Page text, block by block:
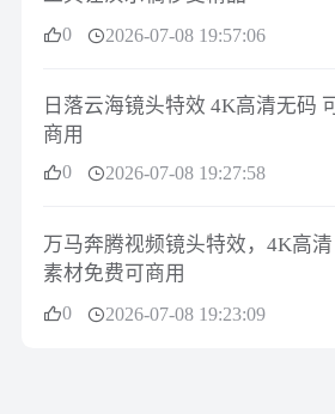
0 2026-07-08 19:57:06
日落云海镜头特效 4K高清无码 可
商用
0 2026-07-08 19:27:58
万马奔腾视频镜头特效，4K高清
素材免费可商用
0 2026-07-08 19:23:09